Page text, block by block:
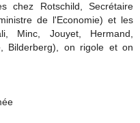
chez Rotschild, Secrétaire
de l'Economie) et les
Minc, Jouyet, Hermand,
Bilderberg), on rigole et on